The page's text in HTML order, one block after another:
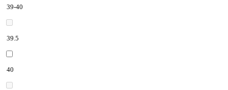
39-40
39.5
40